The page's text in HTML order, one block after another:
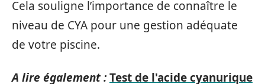
Cela souligne l’importance de connaître le
niveau de CYA pour une gestion adéquate
de votre piscine.
A lire également :Test de l'acide cyanurique